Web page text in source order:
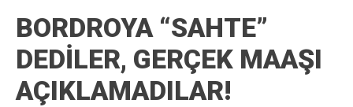
BORDROYA “SAHTE”
DEDİLER, GERÇEK MAAŞI
AÇIKLAMADILAR!